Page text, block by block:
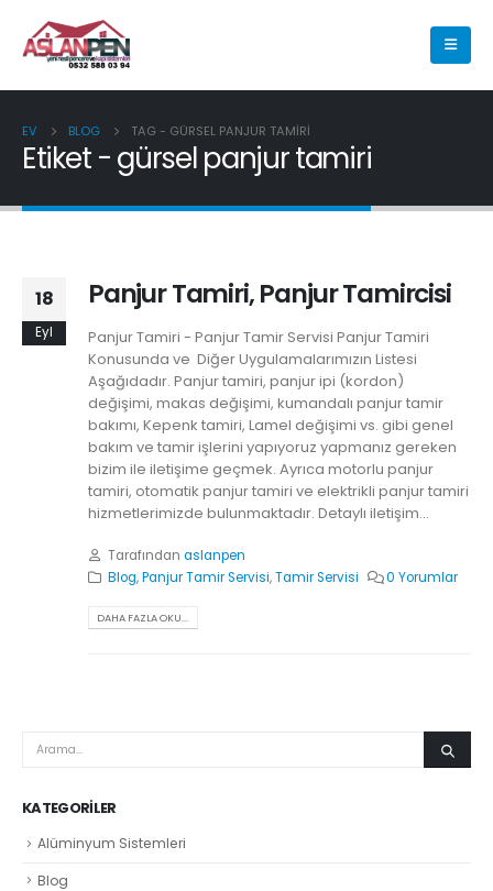
EV BLOG TAG - GÜRSEL PANJUR TAMIRI
Etiket - gürsel panjur tamiri
18
Eyl
Panjur Tamiri, Panjur Tamircisi
Panjur Tamiri - Panjur Tamir Servisi Panjur Tamiri
Konusunda ve Diğer Uygulamalarımızın Listesi
Aşağıdadır. Panjur tamiri, panjur ipi (kordon)
değişimi, makas değişimi, kumandalı panjur tamir
bakımı, Kepenk tamiri, Lamel değişimi vs. gibi genel
bakım ve tamir işlerini yapıyoruz yapmanız gereken
bizim ile iletişime geçmek. Ayrıca motorlu panjur
tamiri, otomatik panjur tamiri ve elektrikli panjur tamiri
hizmetlerimizde bulunmaktadır. Detaylı iletişim...
Tarafından aslanpen
Blog,Panjur Tamir Servisi,Tamir Servisi 0 Yorumlar
DAHA FAZLA OKU...
KATEGORILER
Alüminyum Sistemleri
Blog